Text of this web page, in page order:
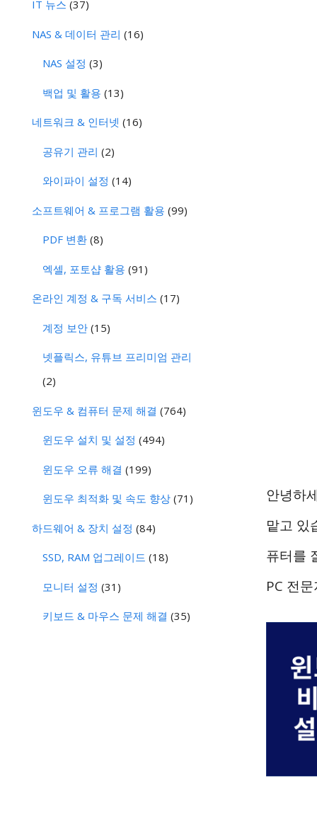
안녕하
맡고 있
퓨터를
PC 전
IT 뉴스 (37)
NAS & 데이터 관리 (16)
NAS 설정 (3)
백업 및 활용 (13)
네트워크 & 인터넷 (16)
공유기 관리 (2)
와이파이 설정 (14)
소프트웨어 & 프로그램 활용 (99)
PDF 변환 (8)
엑셀, 포토샵 활용 (91)
온라인 계정 & 구독 서비스 (17)
계정 보안 (15)
넷플릭스, 유튜브 프리미엄 관리
(2)
윈도우 & 컴퓨터 문제 해결 (764)
윈도우 설치 및 설정 (494)
윈도우 오류 해결 (199)
윈도우 최적화 및 속도 향상 (71)
하드웨어 & 장치 설정 (84)
SSD, RAM 업그레이드 (18)
모니터 설정 (31)
키보드 & 마우스 문제 해결 (35)